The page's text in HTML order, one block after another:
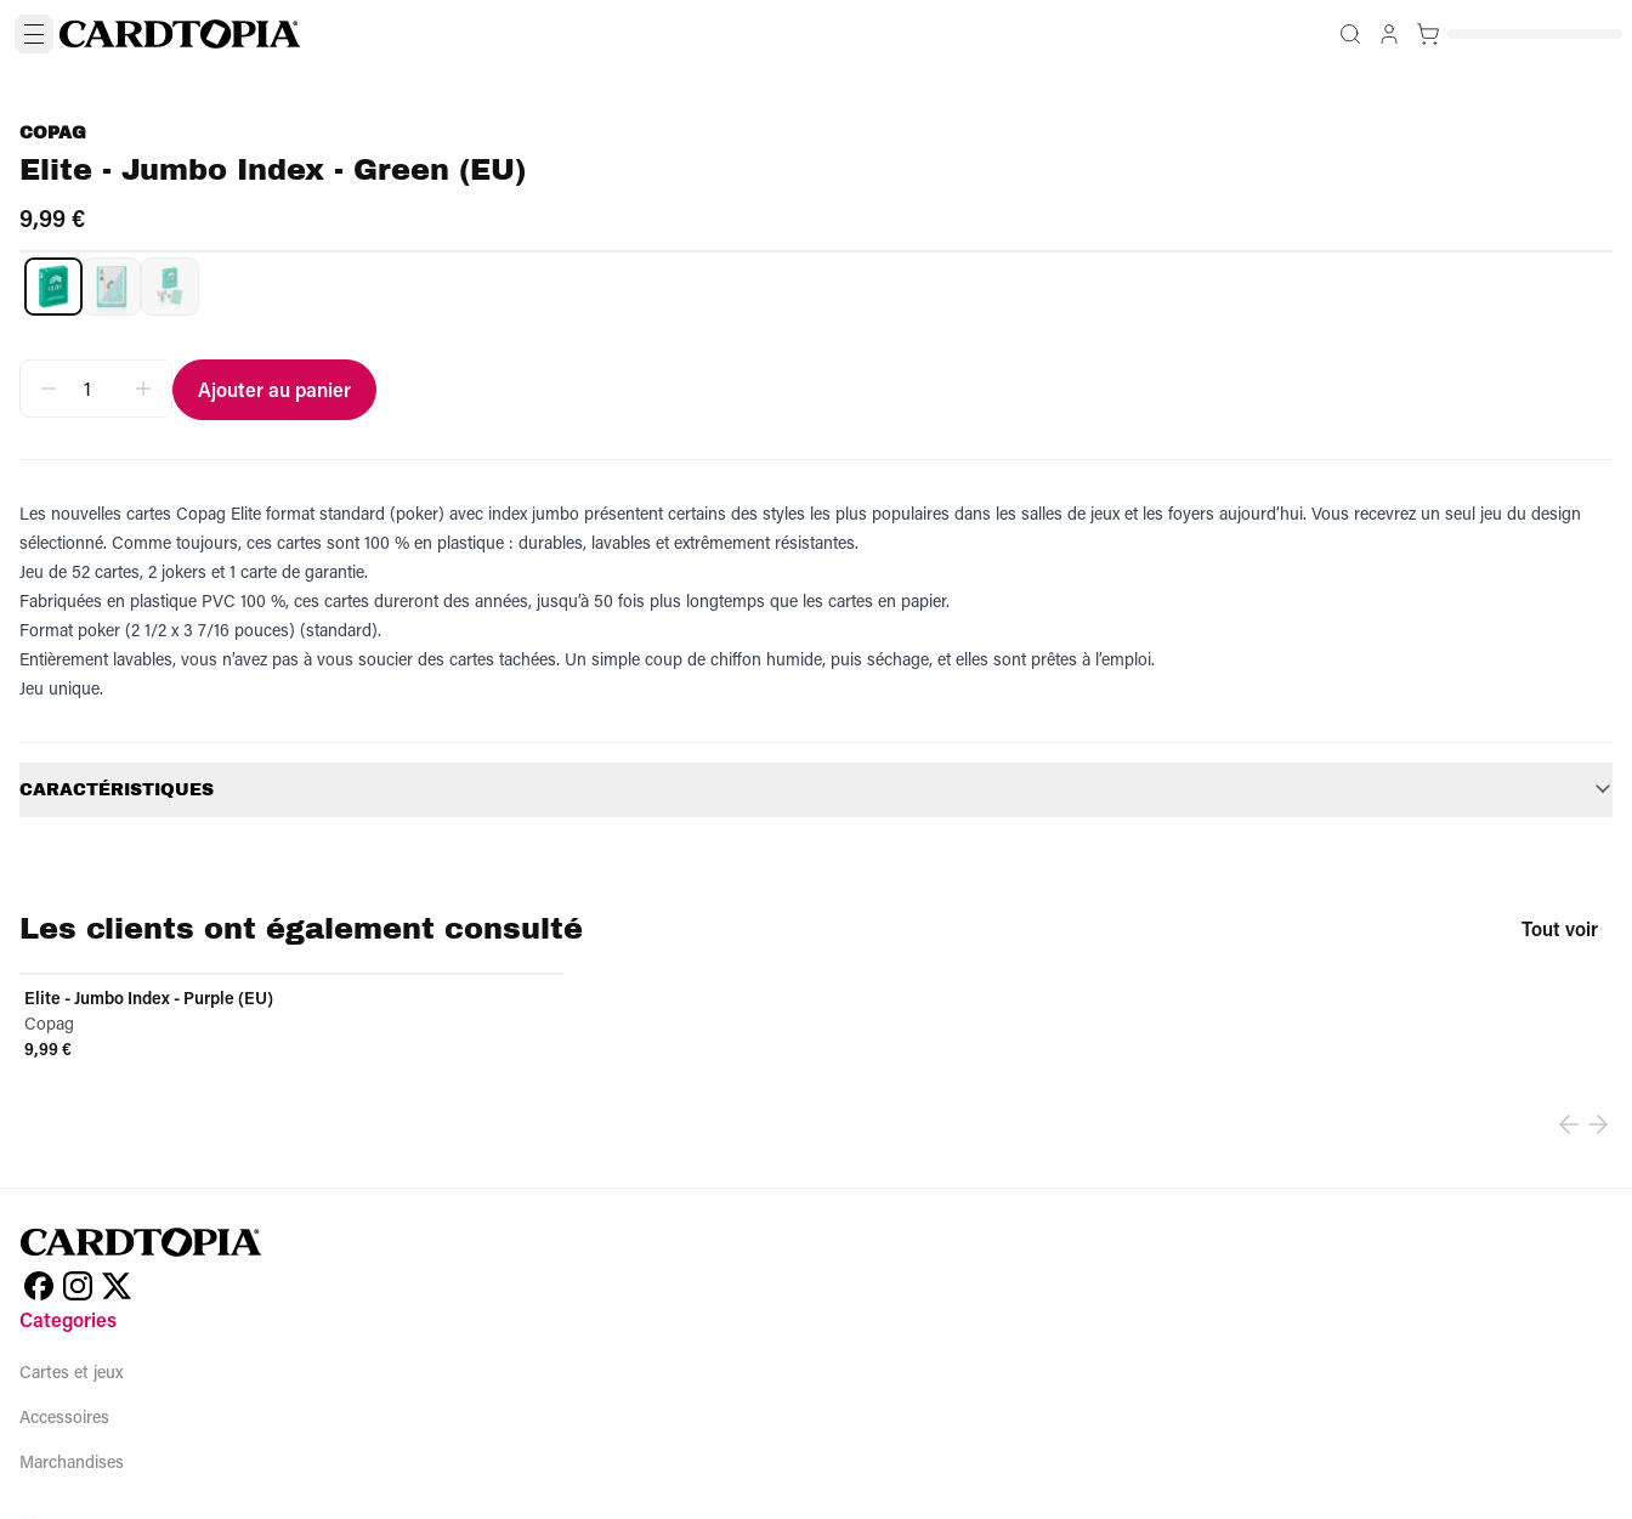
COPAG
Elite - Jumbo Index - Green (EU)
9,99 €
Ajouter au panier
Les nouvelles cartes Copag Elite format standard (poker) avec index jumbo présentent certains des styles les plus populaires dans les salles de jeux et les foyers aujourd’hui. Vous recevrez un seul jeu du design
sélectionné. Comme toujours, ces cartes sont 100 % en plastique : durables, lavables et extrêmement résistantes.
Jeu de 52 cartes, 2 jokers et 1 carte de garantie.
Fabriquées en plastique PVC 100 %, ces cartes dureront des années, jusqu’à 50 fois plus longtemps que les cartes en papier.
Format poker (2 1/2 x 3 7/16 pouces) (standard).
Entièrement lavables, vous n’avez pas à vous soucier des cartes tachées. Un simple coup de chiffon humide, puis séchage, et elles sont prêtes à l’emploi.
Jeu unique.
CARACTÉRISTIQUES
Les clients ont également consulté Tout voir
Elite - Jumbo Index - Purple (EU)
Copag
9,99 €
Categories
Cartes et jeux
Accessoires
Marchandises